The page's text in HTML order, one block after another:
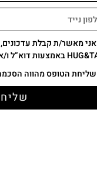
תשלום
אני מאשר/ת קבלת
שליחת הטופס מהווה